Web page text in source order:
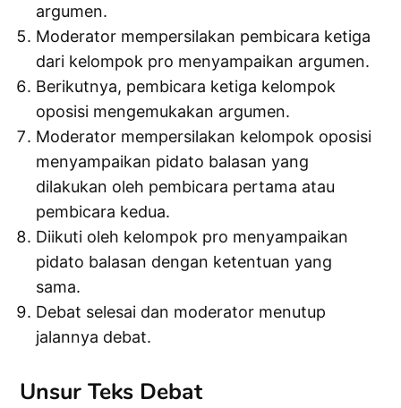
argumen.
Moderator mempersilakan pembicara ketiga
dari kelompok pro menyampaikan argumen.
Berikutnya, pembicara ketiga kelompok
oposisi mengemukakan argumen.
Moderator mempersilakan kelompok oposisi
menyampaikan pidato balasan yang
dilakukan oleh pembicara pertama atau
pembicara kedua.
Diikuti oleh kelompok pro menyampaikan
pidato balasan dengan ketentuan yang
sama.
Debat selesai dan moderator menutup
jalannya debat.
Unsur Teks Debat